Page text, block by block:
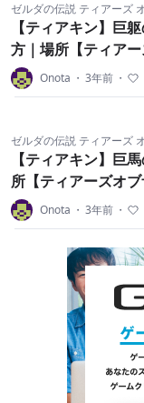
ゼルダの伝説 ティアーズ
【ティアキン】巨
方｜場所【ティアー
Onota ・ 3年前 ・
ゼルダの伝説 ティアーズ
【ティアキン】巨
所【ティアーズオブ
Onota ・ 3年前 ・